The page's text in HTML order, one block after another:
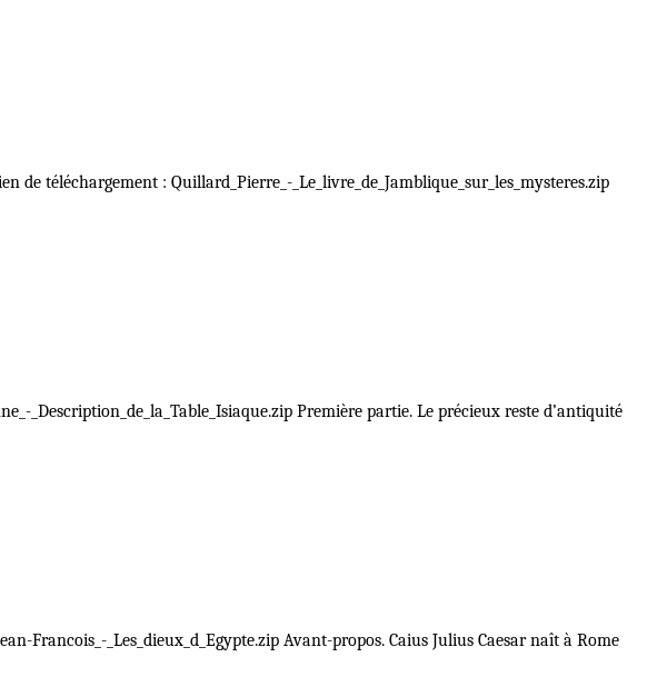
téléchargement : Quillard_Pierre_-_Le_livre_de_Jamblique_sur_les_mysteres.zip
_Description_de_la_Table_Isiaque.zip Première partie. Le précieux reste d’antiquité
Francois_-_Les_dieux_d_Egypte.zip Avant-propos. Caius Julius Caesar naît à Rome